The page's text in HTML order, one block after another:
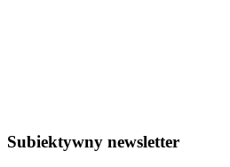
Subiektywny newsletter